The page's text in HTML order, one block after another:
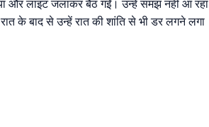
और लाइट जलाकर बैठ गईं। उन्हें समझ नहीं आ रहा
के बाद से उन्हें रात की शांति से भी डर लगने लगा